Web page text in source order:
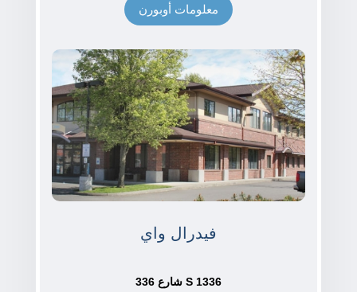
معلومات أوبورن
فيدرال واي
1336 S شارع 336